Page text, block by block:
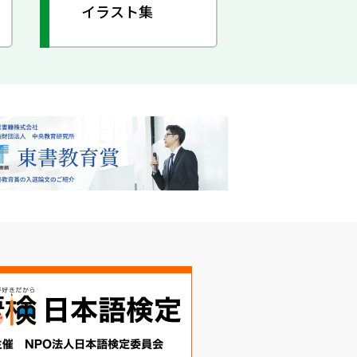
イラスト集